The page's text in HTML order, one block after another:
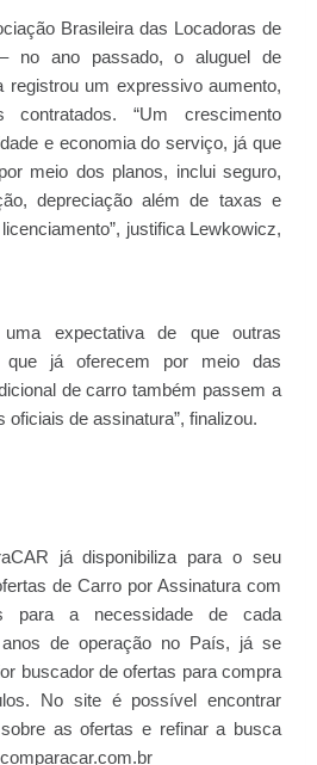
Brasileira das Locadoras de
no ano passado, o aluguel de
registrou um expressivo aumento,
“Um crescimento
e economia do serviço, já que
meio dos planos, inclui seguro,
depreciação além de taxas e
justifica Lewkowicz,
expectativa de que outras
que já oferecem por meio das
de carro também passem a
de assinatura”, finalizou.
já disponibiliza para o seu
de Carro por Assinatura com
para a necessidade de cada
de operação no País, já se
buscador de ofertas para compra
No site é possível encontrar
as ofertas e refinar a busca